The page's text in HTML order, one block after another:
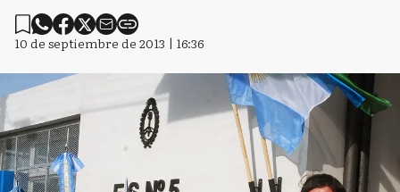
10 de septiembre de 2013 | 16:36